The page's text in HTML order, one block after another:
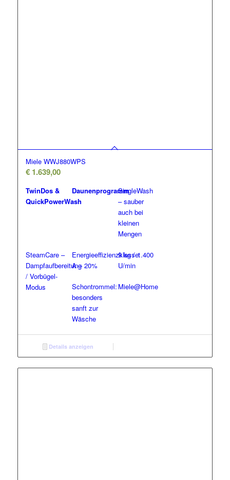
Miele WWJ880WPS
€1.639,00
TwinDos &
QuickPowerWash
DaunenprogrammSingleWash
– sauber
auch bei
kleinen
Mengen
SteamCare –
Dampfaufbereitung
/ Vorbügel-
Modus
Energieeffizienzklasse:
A – 20%
9 kg / 1.400
U/min
Schontrommel:
besonders
sanft zur
Wäsche
Miele@Home
Details anzeigen